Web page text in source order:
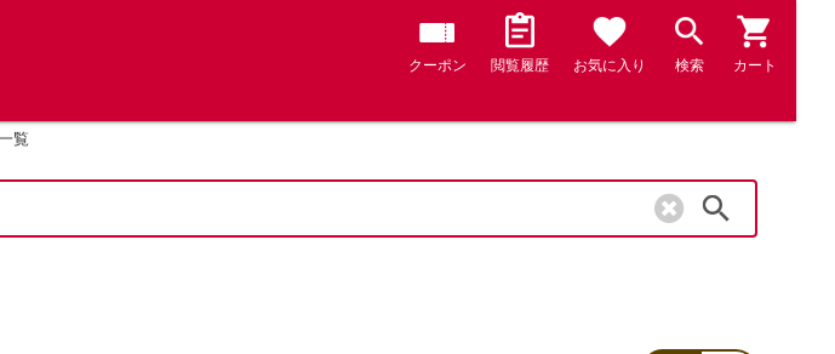
クーポン 閲覧履歴 お気に入り 検索 カート
覧